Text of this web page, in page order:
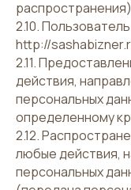
2.10.
http://
2.11.
действия,
персональных
определенному
2.12.
любые действия,
персональных